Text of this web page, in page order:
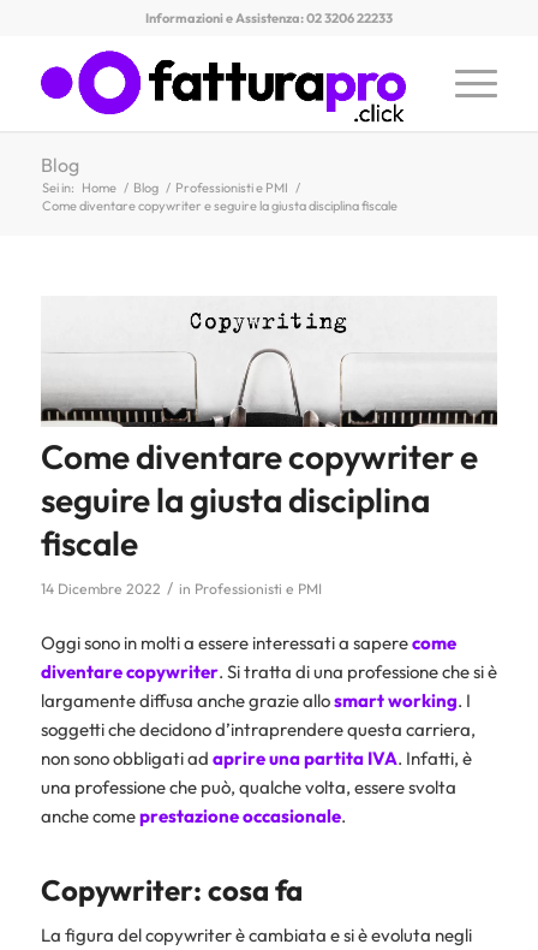
Informazioni e Assistenza: 02 3206 22233
Blog
Sei in: Home / Blog / Professionisti e PMI /
Come diventare copywriter e seguire la giusta disciplina fiscale
Come diventare copywriter e
seguire la giusta disciplina
fiscale
14 Dicembre 2022 / in Professionisti e PMI
Oggi sono in molti a essere interessati a saperecome
diventare copywriter. Si tratta di una professione che si è
largamente diffusa anche grazie allosmart working. I
soggetti che decidono d’intraprendere questa carriera,
non sono obbligati ad aprire una partita IVA. Infatti, è
una professione che può, qualche volta, essere svolta
anche comeprestazione occasionale.
Copywriter: cosa fa
La figura del copywriter è cambiata e si è evoluta negli